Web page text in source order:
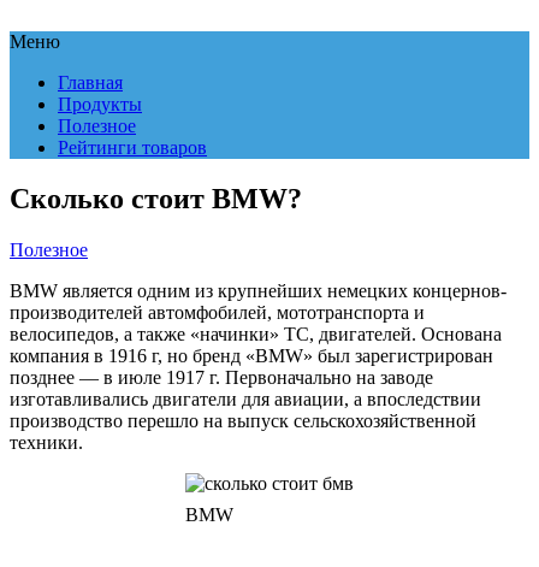
Меню
Главная
Продукты
Полезное
Рейтинги товаров
Сколько стоит BMW?
Полезное
BMW является одним из крупнейших немецких концернов-
производителей автомфобилей, мототранспорта и
велосипедов, а также «начинки» ТС, двигателей. Основана
компания в 1916 г, но бренд «BMW» был зарегистрирован
позднее — в июле 1917 г. Первоначально на заводе
изготавливались двигатели для авиации, а впоследствии
производство перешло на выпуск сельскохозяйственной
техники.
BMW